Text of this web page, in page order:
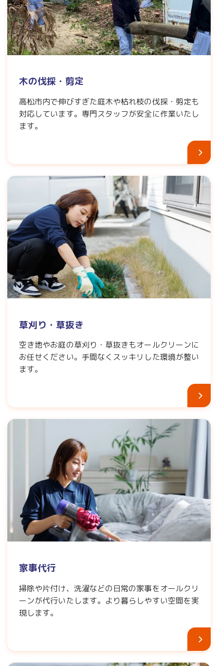
木の伐採・剪定
高松市内で伸びすぎた庭木や枯れ枝の伐採・剪定も
対応しています。専門スタッフが安全に作業いたし
ます。
草刈り・草抜き
空き地やお庭の草刈り・草抜きもオールクリーンに
お任せください。手間なくスッキリした環境が整い
ます。
家事代行
掃除や片付け、洗濯などの日常の家事をオールクリ
ーンが代行いたします。より暮らしやすい空間を実
現します。